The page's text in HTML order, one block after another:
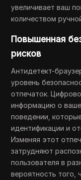
увеличивает ваш
количеством
Повышенная
рисков
Антидетект-
уровень
отпечаток.
информацию о
поведении,
идентификации и
Изменяя этот
затрудняют
пользователя в
вероятность того,